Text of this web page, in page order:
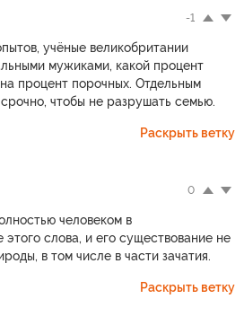
-1
учёные великобритании
мужиками, какой процент
процент порочных. Отдельным
чтобы не разрушать семью.
Раскрыть ветку
0
человеком в
слова, и его существование не
в том числе в части зачатия.
Раскрыть ветку